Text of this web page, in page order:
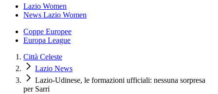
Lazio Women
News Lazio Women
Coppe Europee
Europa League
Città Celeste
Lazio News
Lazio-Udinese, le formazioni ufficiali: nessuna sorpresa
per Sarri